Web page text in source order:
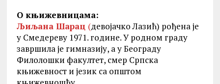
О књижевницама:
Љиљана Шарац (девојачко Лазић) рођена је
у Смедереву 1971. године. У родном граду
завршила је гимназију, а у Београду
Филолошки факултет, смер Српска
књижевност и језик са општом